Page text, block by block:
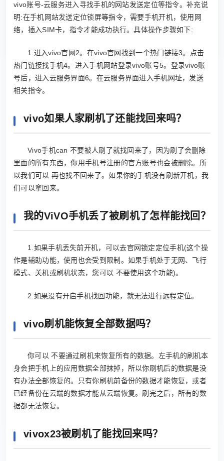
vivo账号-云服务进入寻找手机的网站发送定位等指令。补充说
明:在手机网站发送定位锁屏等指令，需要手机开机，使用网
络，插入SIM卡，指令才能成功执行。具体操作步骤如下:
1.进入vivo官网2。在vivo官网找到一个热门链接3。点击
热门链接找手机4。进入手机网站登录vivo账号5。登录vivo账
号后，进入云服务界面6。在云服务界面进入手机网址，发送
相关指令。
vivo如果人家刷机了还能找回来吗？
Vivo手机can 不要被人刷了就找回来了，因为刷了会删除
里面的所有东西，你用手机号注册的官方账号也会被删除。所
以我们可以 再也找不回来了。如果你的手机没有刷新开机，我
们可以拿回来。
我的ViVO手机丢了被刷机了怎样能找回？
1.如果手机丢失前开机，可以去官网锁定定位手机(这个操
作是辅助功能，使用也会受到限制。如果手机处于无网、飞行
模式、关机或刷机状态，您可以 不要使用这个功能)。
2.如果没有开启手机找回功能，就无法进行远程定位。
vivo刷机能恢复全部数据吗？
你可以 不要通过刷机来恢复所有的数据。左手机的刷机本
身会把手机上的应用数据全部抹掉，所以你刷机后的数据是没
有办法全部恢复的。只有你刷机前备份的数据才能恢复，或者
已经备份在云端的数据才能从云端恢复。刷完之后，所有的数
据都无法恢复。
vivox23被刷机了能找回来吗？